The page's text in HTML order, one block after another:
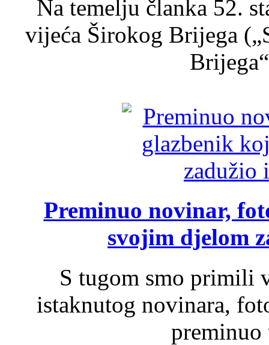
Na temelju članka 52.
vijeća Širokog Brijega
Preminuo novinar,
svojim djelom
S tugom smo primili
istaknutog novinara,